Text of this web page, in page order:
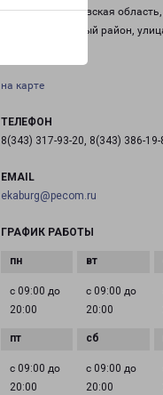
Россия, Свердловская
Железнодорожный район,
на карте
ТЕЛЕФОН
8(343) 317-93-20, 8(343) 386-19-
EMAIL
ekaburg@pecom.ru
ГРАФИК РАБОТЫ
с 09:00 до
20:00
с 09:00 до
20:00
с 09:00 до
20:00
с 09:00 до
20:00